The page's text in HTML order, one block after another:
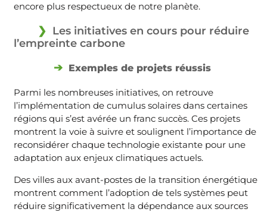
encore plus respectueux de notre planète.
Les initiatives en cours pour réduire
l’empreinte carbone
Exemples de projets réussis
Parmi les nombreuses initiatives, on retrouve
l’implémentation de cumulus solaires dans certaines
régions qui s’est avérée un franc succès. Ces projets
montrent la voie à suivre et soulignent l’importance de
reconsidérer chaque technologie existante pour une
adaptation aux enjeux climatiques actuels.
Des villes aux avant-postes de la transition énergétique
montrent comment l’adoption de tels systèmes peut
réduire significativement la dépendance aux sources